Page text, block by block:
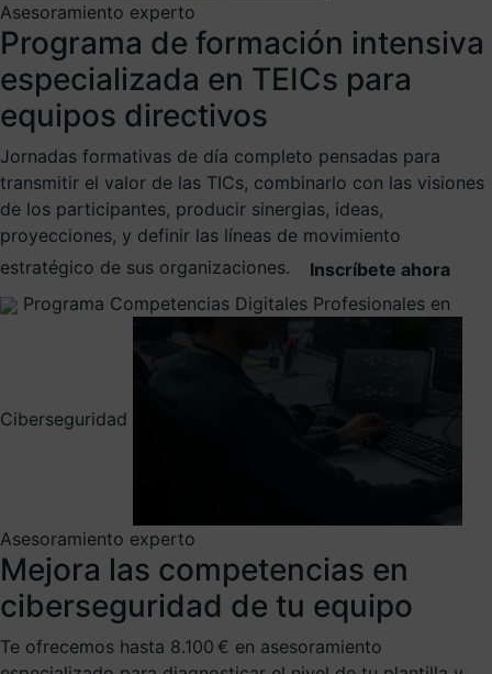
Asesoramiento experto
Programa de formación intensiva
especializada en TEICs para
equipos directivos
Jornadas formativas de día completo pensadas para
transmitir el valor de las TICs, combinarlo con las visiones
de los participantes, producir sinergias, ideas,
proyecciones, y definir las líneas de movimiento
estratégico de sus organizaciones.
Inscríbete ahora
Programa Competencias Digitales Profesionales en
Ciberseguridad
Asesoramiento experto
Mejora las competencias en
ciberseguridad de tu equipo
Te ofrecemos hasta 8.100 € en asesoramiento